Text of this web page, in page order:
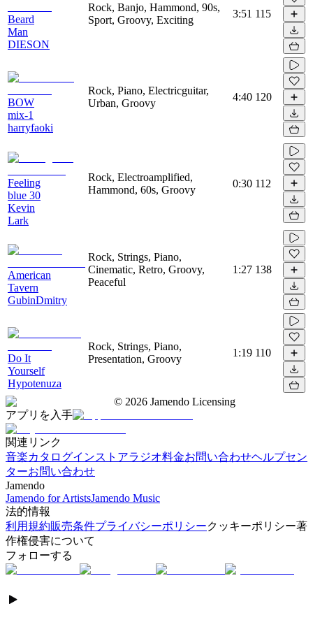
Beard
Man
DIESON
Rock, Banjo, Hammond, 90s,
Sport, Groovy, Exciting
3:51 115
BOW
mix-1
harryfaoki
Rock, Piano, Electricguitar,
Urban, Groovy
4:40 120
Feeling
blue 30
Kevin
Lark
Rock, Electroamplified,
Hammond, 60s, Groovy
0:30 112
American
Tavern
GubinDmitry
Rock, Strings, Piano,
Cinematic, Retro, Groovy,
Peaceful
1:27 138
Do It
Yourself
Hypotenuza
Rock, Strings, Piano,
Presentation, Groovy
1:19 110
© 2026 Jamendo Licensing
アプリを入手
関連リンク
音楽カタログインストアラジオ料金お問い合わせヘルプセン
ターお問い合わせ
Jamendo
Jamendo for ArtistsJamendo Music
法的情報
利用規約販売条件プライバシーポリシークッキーポリシー著
作権侵害について
フォローする